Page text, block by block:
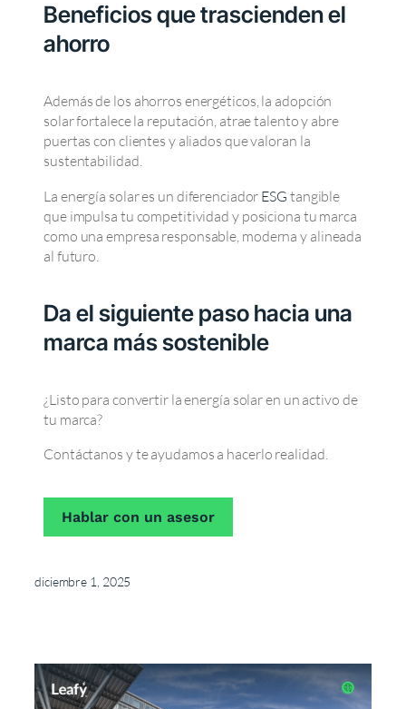
Beneficios que trascienden el
ahorro
Además de los ahorros energéticos, la adopción
solar fortalece la reputación, atrae talento y abre
puertas con clientes y aliados que valoran la
sustentabilidad.
La energía solar es un diferenciador ESG tangible
que impulsa tu competitividad y posiciona tu marca
como una empresa responsable, moderna y alineada
al futuro.
Da el siguiente paso hacia una
marca más sostenible
¿Listo para convertir la energía solar en un activo de
tu marca?
Contáctanos y te ayudamos a hacerlo realidad.
Hablar con un asesor
diciembre 1, 2025